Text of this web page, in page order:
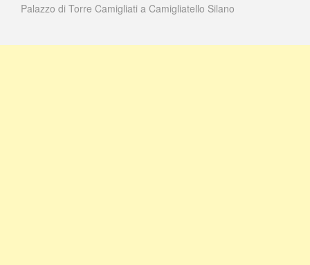
Palazzo di Torre Camigliati a Camigliatello Silano